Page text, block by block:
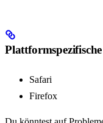
Safari
Firefox